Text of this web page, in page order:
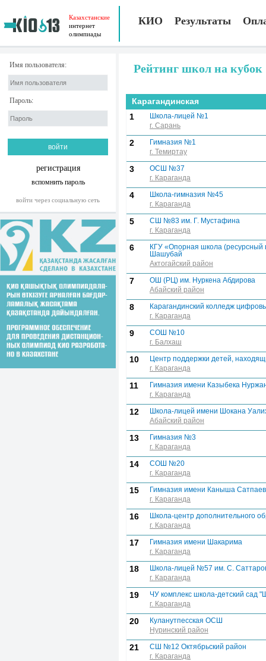
Казахстанские
интернет
олимпиады
КИО Результаты
Имя пользователя:
Пароль:
регистрация
вспомнить пароль
войти через социальную сеть
Рейтинг школ на
Карагандинская
1
Школа-лицей №1
г. Сарань
2
Гимназия №1
г. Темиртау
3
ОCШ №37
г. Караганда
4
Школа-гимназия №45
г. Караганда
5
СШ №83 им. Г. Мустафина
г. Караганда
6
КГУ «Опорная школа (ресурсный
Шашубай
Актогайский район
7
ОШ (РЦ) им. Нуркена Абдирова
Абайский район
8
Карагандинский колледж
г. Караганда
9
СОШ №10
г. Балхаш
10
Центр поддержки детей,
г. Караганда
11
Гимназия имени Казыбека
г. Караганда
12
Школа-лицей имени Шокана
Абайский район
13
Гимназия №3
г. Караганда
14
СОШ №20
г. Караганда
15
Гимназия имени Каныша
г. Караганда
16
Школа-центр дополнительного
г. Караганда
17
Гимназия имени Шакарима
г. Караганда
18
Школа-лицей №57 им. С.
г. Караганда
19
ЧУ комплекс школа-детский сад
г. Караганда
20
Куланутпесская ОСШ
Нуринский район
21
СШ №12 Октябрьский район
г. Караганда